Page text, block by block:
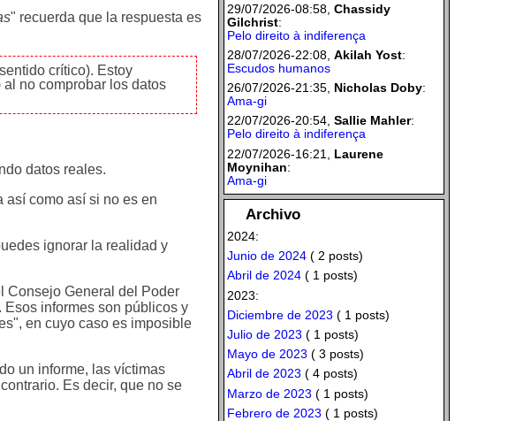
" recuerda que la respuesta es
crítico). Estoy
no comprobar los datos
datos reales.
así como así si no es en
ignorar la realidad y
Consejo General del Poder
Esos informes son públicos y
en cuyo caso es imposible
un informe, las víctimas
Es decir, que no se
29/07/2026-08:58, Chassidy
Gilchrist:
Pelo direito à indiferença
28/07/2026-22:08, Akilah Yost:
Escudos humanos
26/07/2026-21:35, Nicholas Doby:
Ama-gi
22/07/2026-20:54, Sallie Mahler:
Pelo direito à indiferença
22/07/2026-16:21, Laurene
Moynihan:
Ama-gi
Archivo
2024:
Junio de 2024( 2 posts)
Abril de 2024( 1 posts)
2023:
Diciembre de 2023 ( 1 posts)
Julio de 2023 ( 1 posts)
Mayo de 2023 ( 3 posts)
Abril de 2023 ( 4 posts)
Marzo de 2023 ( 1 posts)
Febrero de 2023 ( 1 posts)